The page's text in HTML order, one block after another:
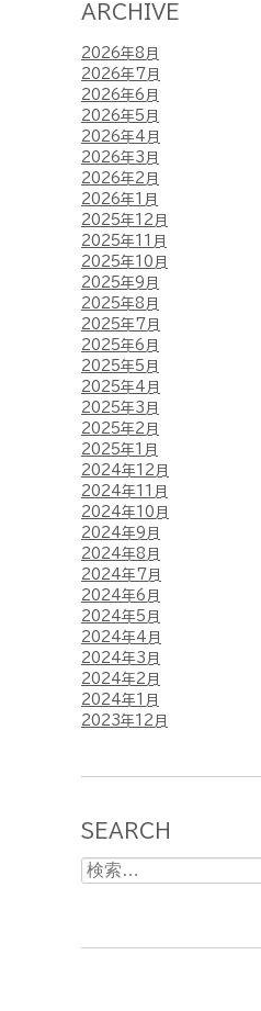
ARCHIVE
2026年8月
2026年7月
2026年6月
2026年5月
2026年4月
2026年3月
2026年2月
2026年1月
2025年12月
2025年11月
2025年10月
2025年9月
2025年8月
2025年7月
2025年6月
2025年5月
2025年4月
2025年3月
2025年2月
2025年1月
2024年12月
2024年11月
2024年10月
2024年9月
2024年8月
2024年7月
2024年6月
2024年5月
2024年4月
2024年3月
2024年2月
2024年1月
2023年12月
SEARCH
検
索: